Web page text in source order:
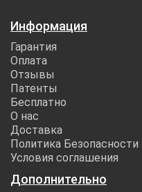
Информация
Гарантия
Оплата
Отзывы
Патенты
Бесплатно
О нас
Доставка
Политика Безопасности
Условия соглашения
Дополнительно